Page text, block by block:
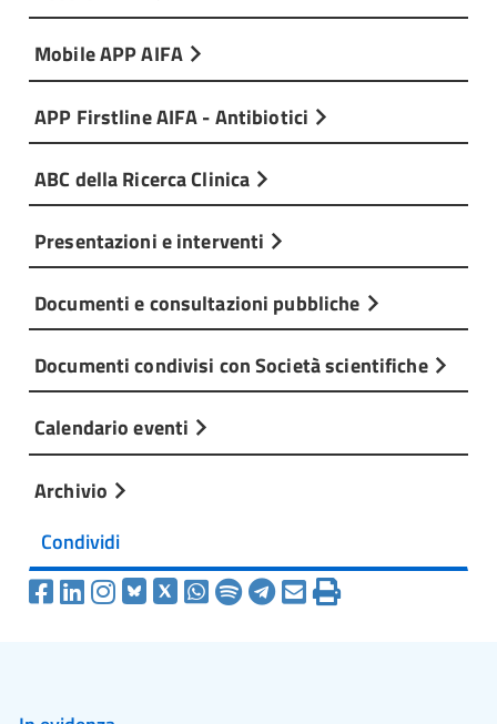
Mobile APP AIFA
APP Firstline AIFA - Antibiotici
ABC della Ricerca Clinica
Presentazioni e interventi
Documenti e consultazioni pubbliche
Documenti condivisi con Società scientifiche
Calendario eventi
Archivio
Condividi